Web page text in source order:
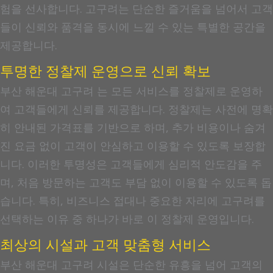
험을 선사합니다. 고구려는 단순한 즐거움을 넘어서 고객
들이 신뢰와 품격을 동시에 느낄 수 있는 특별한 공간을
제공합니다.
투명한 정찰제 운영으로 신뢰 확보
부산 해운대 고구려 는 모든 서비스를 정찰제로 운영하
여 고객들에게 신뢰를 제공합니다. 정찰제는 사전에 명확
히 안내된 가격표를 기반으로 하며, 추가 비용이나 숨겨
진 요금 없이 고객이 안심하고 이용할 수 있도록 보장합
니다. 이러한 투명성은 고객들에게 심리적 안도감을 주
며, 처음 방문하는 고객도 부담 없이 이용할 수 있도록 돕
습니다. 특히, 비즈니스 접대나 중요한 자리에 고구려를
선택하는 이유 중 하나가 바로 이 정찰제 운영입니다.
최상의 시설과 고객 맞춤형 서비스
부산 해운대 고구려 시설은 단순한 유흥을 넘어 고객의